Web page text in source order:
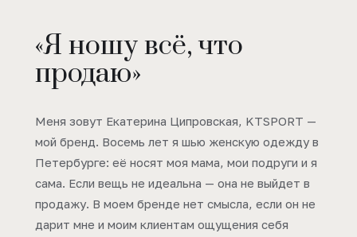
«Я ношу всё, что
продаю»
Меня зовут Екатерина Ципровская, KTSPORT —
мой бренд. Восемь лет я шью женскую одежду в
Петербурге: её носят моя мама, мои подруги и я
сама. Если вещь не идеальна — она не выйдет в
продажу. В моем бренде нет смысла, если он не
дарит мне и моим клиентам ощущения себя